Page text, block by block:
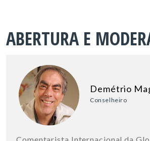
ABERTURA E
Demétrio
Conselheiro
Comentarista Internacional da